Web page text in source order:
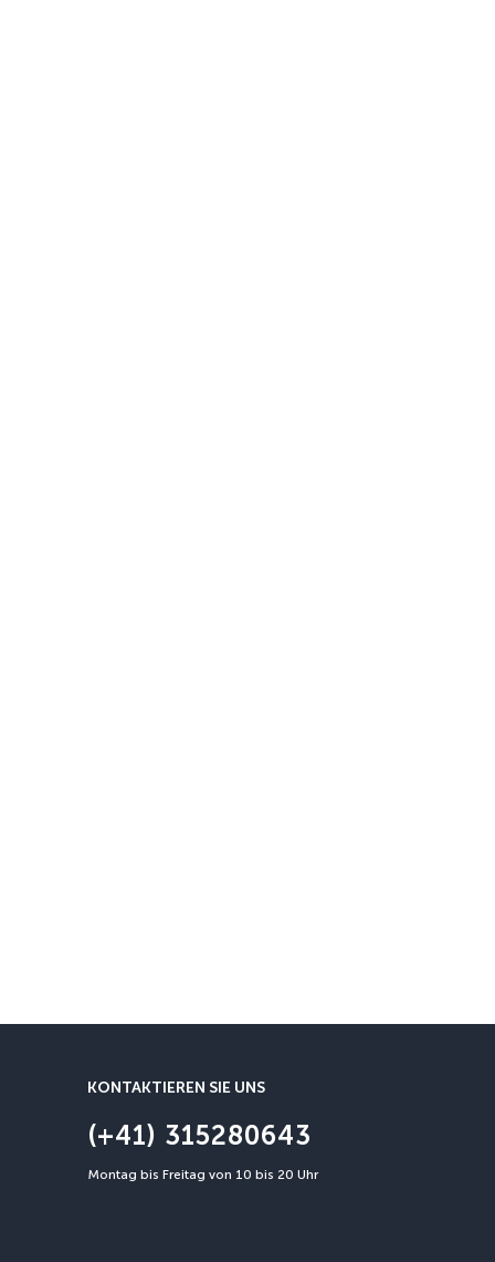
KONTAKTIEREN SIE UNS
(+41) 315280643
Montag bis Freitag von 10 bis 20 Uhr